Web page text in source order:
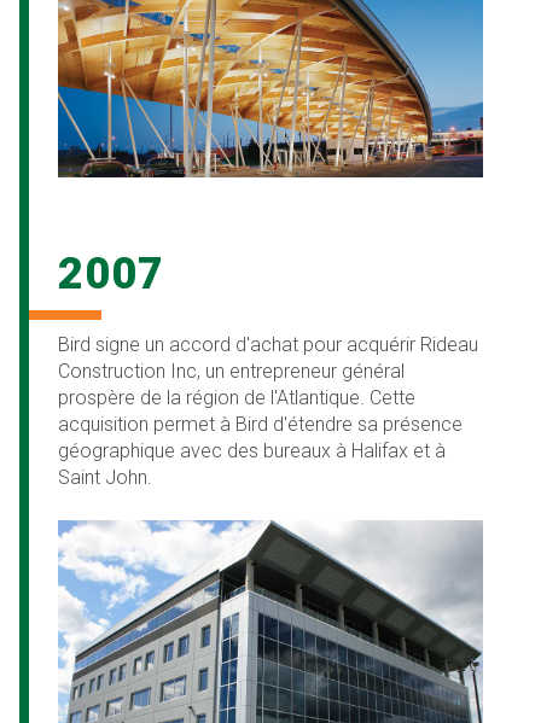
2007
Bird signe un accord d'achat pour acquérir Rideau
Construction Inc, un entrepreneur général
prospère de la région de l'Atlantique. Cette
acquisition permet à Bird d'étendre sa présence
géographique avec des bureaux à Halifax et à
Saint John.